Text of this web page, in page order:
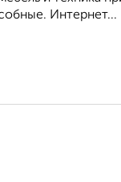
Интернет...